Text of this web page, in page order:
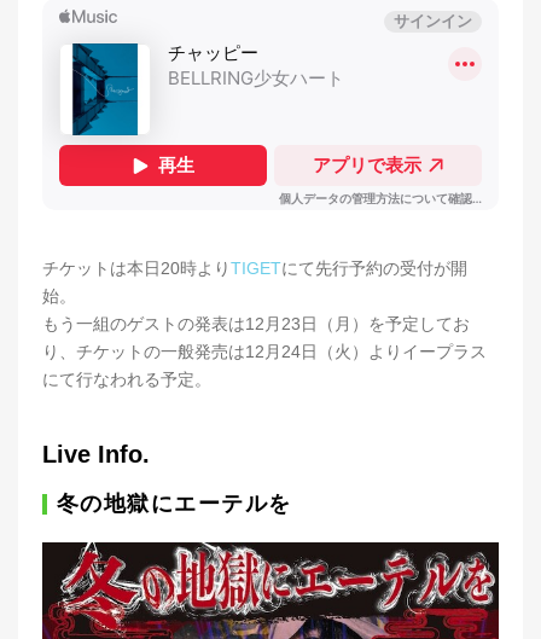
チケットは本日20時よりTIGETにて先行予約の受付が開
始。
もう一組のゲストの発表は12月23日（月）を予定してお
り、チケットの一般発売は12月24日（火）よりイープラス
にて行なわれる予定。
Live Info.
冬の地獄にエーテルを